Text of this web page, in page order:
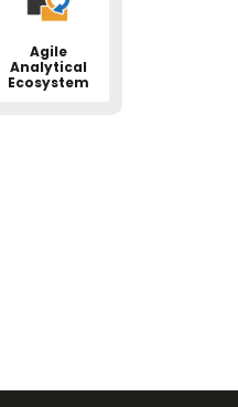
Agile
Analytical
Ecosystem